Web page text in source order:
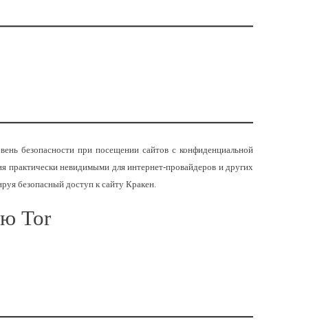
безопасности при посещении сайтов с конфиденциальной
практически невидимыми для интернет-провайдеров и других
безопасный доступ к сайту Кракен.
Tor